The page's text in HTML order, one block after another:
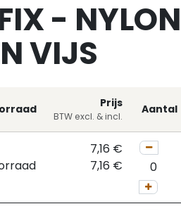
-
VIJS
Prijs
BTW excl. & incl.
Aantal
7,16 €
7,16 €